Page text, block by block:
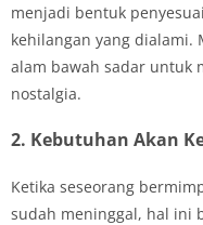
menjadi bentuk
kehilangan yang dialami.
alam bawah sadar untuk
nostalgia.
2. Kebutuhan Akan
Ketika seseorang
sudah meninggal, hal ini